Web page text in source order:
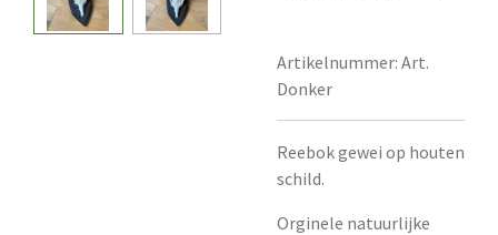
Artikelnummer: Art.
Donker
Reebok gewei op houten
schild.
Orginele natuurlijke